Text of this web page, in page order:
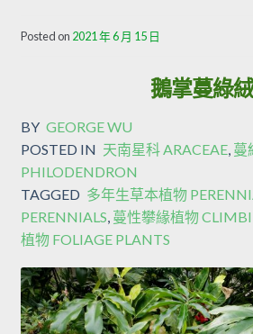
Posted on 2021 年 6 月 15 日
鵝掌蔓綠絨
BY GEORGE WU
POSTED IN 天南星科 ARACEAE 蔓
PHILODENDRON
TAGGED 多年生草本植物
PERENNIALS 蔓性攀緣植物
植物 FOLIAGE PLANTS